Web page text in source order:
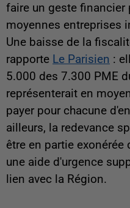
faire un geste financier
moyennes entreprises
Une baisse de la
rapporte Le Parisien :
5.000 des 7.300 PME
représenterait en
payer pour chacune
ailleurs, la redevance
être en partie exonérée
une aide d'urgence
lien avec la Région.